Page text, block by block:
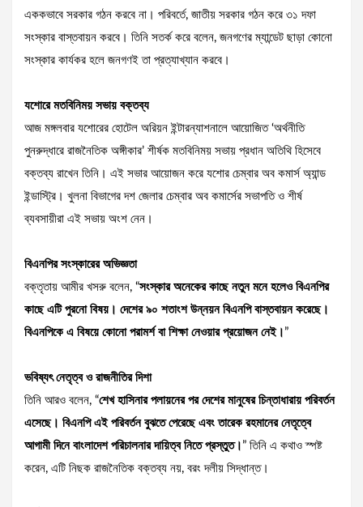
এককভাবে সরকার গঠন করবে না। পরিবর্তে, জাতীয় সরকার গঠন করে ৩১ দফা
সংস্কার বাস্তবায়ন করবে। তিনি সতর্ক করে বলেন, জনগণের ম্যান্ডেট ছাড়া কোনো
সংস্কার কার্যকর হলে জনগণই তা প্রত্যাখ্যান করবে।
যশোরে মতবিনিময় সভায় বক্তব্য
আজ মঙ্গলবার যশোরের হোটেল অরিয়ন ইন্টারন্যাশনালে আয়োজিত ‘অর্থনীতি
পুনরুদ্ধারে রাজনৈতিক অঙ্গীকার’ শীর্ষক মতবিনিময় সভায় প্রধান অতিথি হিসেবে
বক্তব্য রাখেন তিনি। এই সভার আয়োজন করে যশোর চেম্বার অব কমার্স অ্যান্ড
ইন্ডাস্ট্রি। খুলনা বিভাগের দশ জেলার চেম্বার অব কমার্সের সভাপতি ও শীর্ষ
ব্যবসায়ীরা এই সভায় অংশ নেন।
বিএনপির সংস্কারের অভিজ্ঞতা
বক্তৃতায় আমীর খসরু বলেন, “সংস্কার অনেকের কাছে নতুন মনে হলেও বিএনপির
কাছে এটি পুরনো বিষয়। দেশের ৯০ শতাংশ উন্নয়ন বিএনপি বাস্তবায়ন করেছে।
বিএনপিকে এ বিষয়ে কোনো পরামর্শ বা শিক্ষা নেওয়ার প্রয়োজন নেই। ”
ভবিষ্যৎ নেতৃত্ব ও রাজনীতির দিশা
তিনি আরও বলেন, “শেখ হাসিনার পলায়নের পর দেশের মানুষের চিন্তাধারায় পরিবর্তন
এসেছে। বিএনপি এই পরিবর্তন বুঝতে পেরেছে এবং তারেক রহমানের নেতৃত্বে
আগামী দিনে বাংলাদেশ পরিচালনার দায়িত্ব নিতে প্রস্তুত। ” তিনি এ কথাও স্পষ্ট
করেন, এটি নিছক রাজনৈতিক বক্তব্য নয়, বরং দলীয় সিদ্ধান্ত।